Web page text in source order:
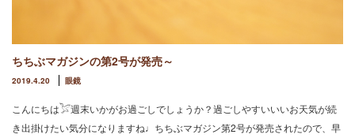
ちちぶマガジンの第2号が発売～
2019.4.20 眼鏡
こんにちは𓅯週末いかがお過ごしでしょうか？過ごしやすいいいお天気が続
き出掛けたい気分になりますね♩ちちぶマガジン第2号が発売されたので、早